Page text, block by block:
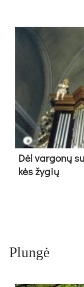
Dėl var­go­nų
kės žy­gių
Plungė